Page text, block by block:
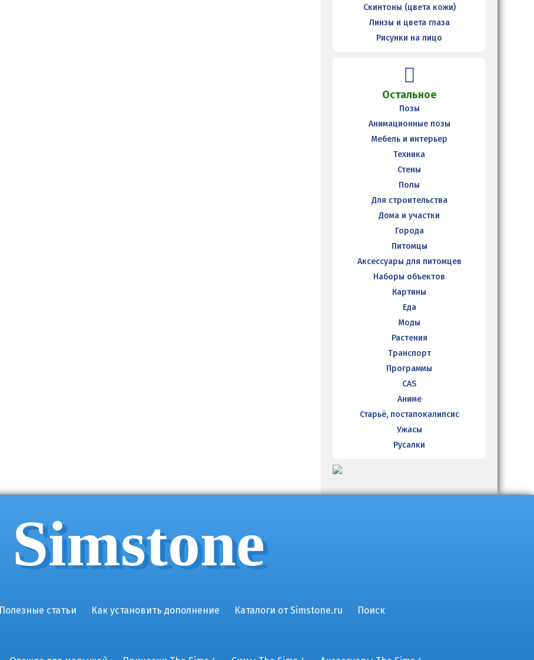
Скинтоны (цвета кожи)
Линзы и цвета глаза
Рисунки на лицо
Остальное
Позы
Анимационные позы
Мебель и интерьер
Техника
Стены
Полы
Для строительства
Дома и участки
Города
Питомцы
Аксессуары для питомцев
Наборы объектов
Картины
Еда
Моды
Растения
Транспорт
Программы
CAS
Аниме
Старьё, постапокалипсис
Ужасы
Русалки
Simstone
Полезные статьи Как установить дополнение Каталоги от Simstone.ru Поиск